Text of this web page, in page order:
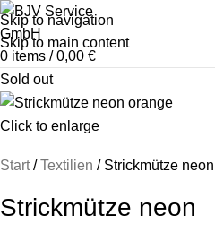
Skip to navigation
Skip to main content
0 items / 0,00 €
Sold out
Click to enlarge
Start Textilien Strickmütze neon
Strickmütze neon